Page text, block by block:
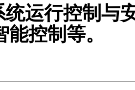
统运行控制与
控制等。